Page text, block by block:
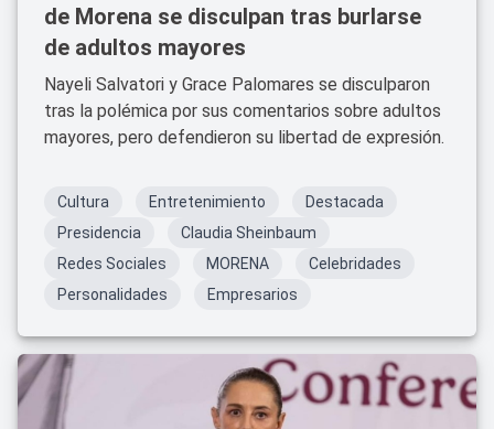
de Morena se disculpan tras burlarse
de adultos mayores
Nayeli Salvatori y Grace Palomares se disculparon
tras la polémica por sus comentarios sobre adultos
mayores, pero defendieron su libertad de expresión.
Cultura Entretenimiento
Destacada
Presidencia
Claudia Sheinbaum
Redes Sociales
MORENA
Celebridades
Personalidades
Empresarios